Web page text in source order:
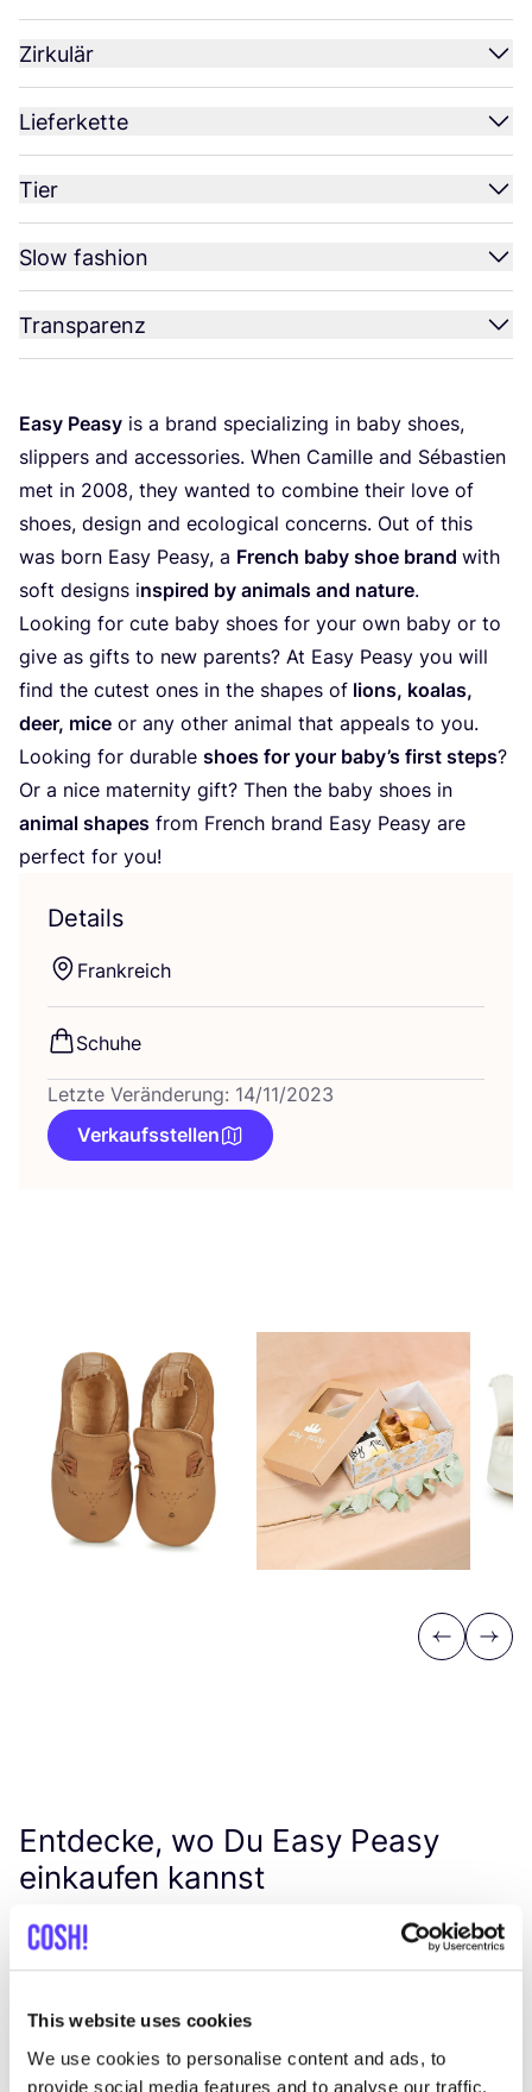
This website uses cookies
We use cookies to personalise content and ads, to
provide social media features and to analyse our traffic.
Zirkulär
Lieferkette
Tier
Slow fashion
Transparenz
Easy Peasy is a brand spe­cia­li­zing in baby shoes,
slip­pers and access­ories. When Camil­le and Sébas­tien
met in 2008, they wan­ted to com­bi­ne their love of
shoes, design and eco­lo­gi­cal con­cerns. Out of this
was born Easy Peasy, a French baby shoe brand with
soft designs inspi­red by ani­mals and natu­re.
Loo­king for cute baby shoes for your own baby or to
give as gifts to new par­ents? At Easy Peasy you will
find the cutest ones in the shapes of lions, koa­las,
deer, mice or any other ani­mal that appeals to you.
Loo­king for dura­ble shoes for your baby­’s first steps?
Or a nice mate­r­ni­ty gift? Then the baby shoes in
ani­mal shapes from French brand Easy Peasy are
per­fect for you!
Details
Frank­reich
Schu­he
Letzte Veränderung: 14/11/2023
Verkaufsstellen
Previous
Next
Entdecke, wo Du Easy Peasy
einkaufen kannst